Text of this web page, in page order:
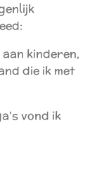
kinderen,
die ik met
vond ik